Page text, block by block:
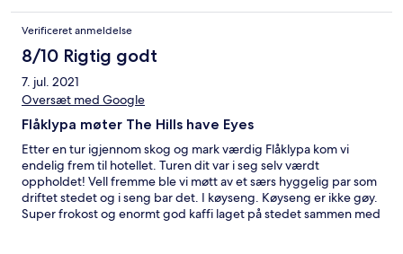
Verificeret anmeldelse
8/10 Rigtig godt
7. jul. 2021
Oversæt med Google
Flåklypa møter The Hills have Eyes
Etter en tur igjennom skog og mark værdig Flåklypa kom vi
endelig frem til hotellet. Turen dit var i seg selv værdt
oppholdet! Vell fremme ble vi møtt av et særs hyggelig par som
driftet stedet og i seng bar det. I køyseng. Køyseng er ikke gøy.
Super frokost og enormt god kaffi laget på stedet sammen med